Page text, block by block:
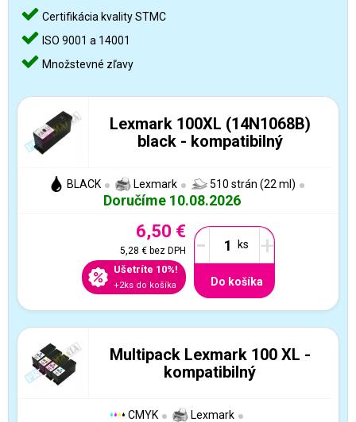
Certifikácia kvality STMC
ISO 9001 a 14001
Množstevné zľavy
Lexmark 100XL (14N1068B)
black - kompatibilný
BLACK Lexmark 510 strán (22 ml)
Doručíme 10.08.2026
6,50 €
5,28 €bez DPH
Ušetríte 10%!
+2ks do košíka
- +
Do košíka
Multipack Lexmark 100 XL -
kompatibilný
CMYK Lexmark